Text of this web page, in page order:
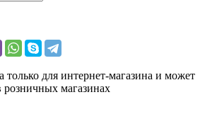
только для интернет-магазина и может
розничных магазинах